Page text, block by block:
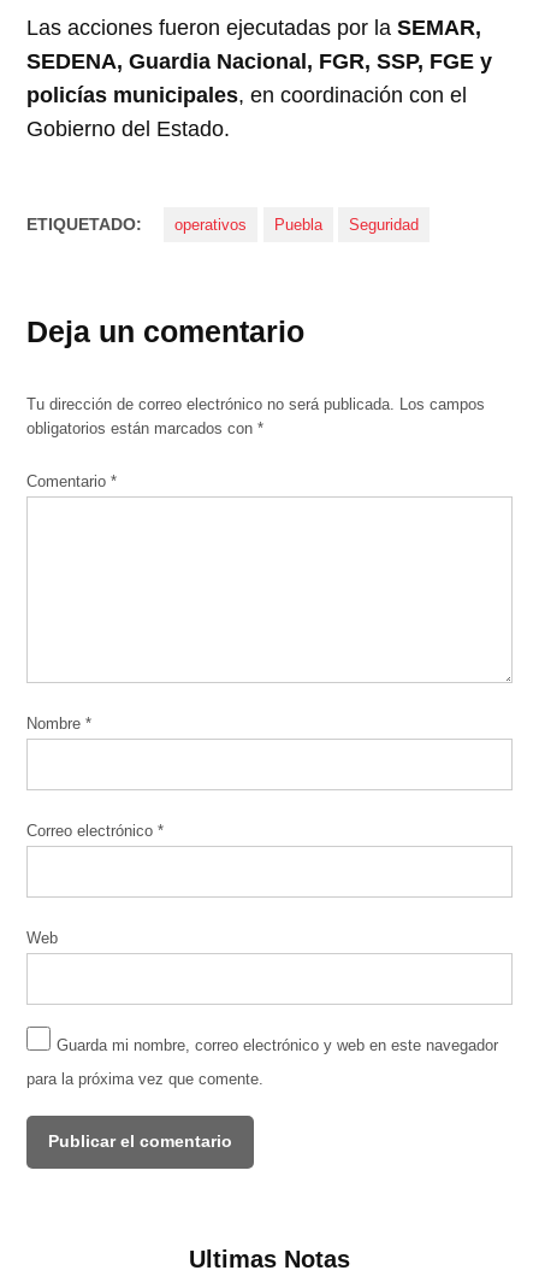
Las acciones fueron ejecutadas por laSEMAR,
SEDENA, Guardia Nacional, FGR, SSP, FGE y
policías municipales, en coordinación con el
Gobierno del Estado.
ETIQUETADO: operativos Puebla Seguridad
Deja un comentario
Tu dirección de correo electrónico no será publicada. Los campos
obligatorios están marcados con*
Comentario*
Nombre*
Correo electrónico*
Web
Guarda mi nombre, correo electrónico y web en este navegador
para la próxima vez que comente.
Ultimas Notas